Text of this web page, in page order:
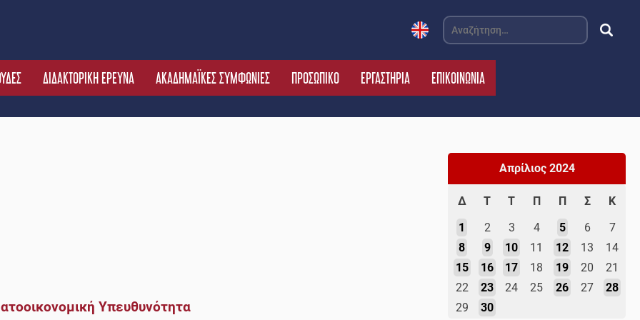
Αναζήτηση
για:
ΔΙΔΑΚΤΟΡΙΚΗ ΕΡΕΥΝΑ ΑΚΑΔΗΜΑΪΚΕΣ ΣΥΜΦΩΝΙΕΣ ΠΡΟΣΩΠΙΚΟ ΕΡΓΑΣΤΗΡΙΑ ΕΠΙΚΟΙΝΩΝΙΑ
Υπευθυνότητα
Απρίλιος 2024
Δ Τ Τ Π Π Σ
Κ
1
2 3 4 5 6
7
8
9 10 11 12 13
14
15
16 17 18 19 20
21
22
23 24 25 26 27
28
29
30